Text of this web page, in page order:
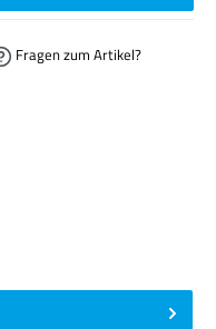
Fragen zum Artikel?